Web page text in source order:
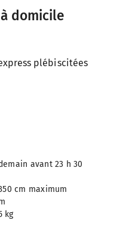
domicile
plébiscitées
avant 23 h 30
cm maximum
kg